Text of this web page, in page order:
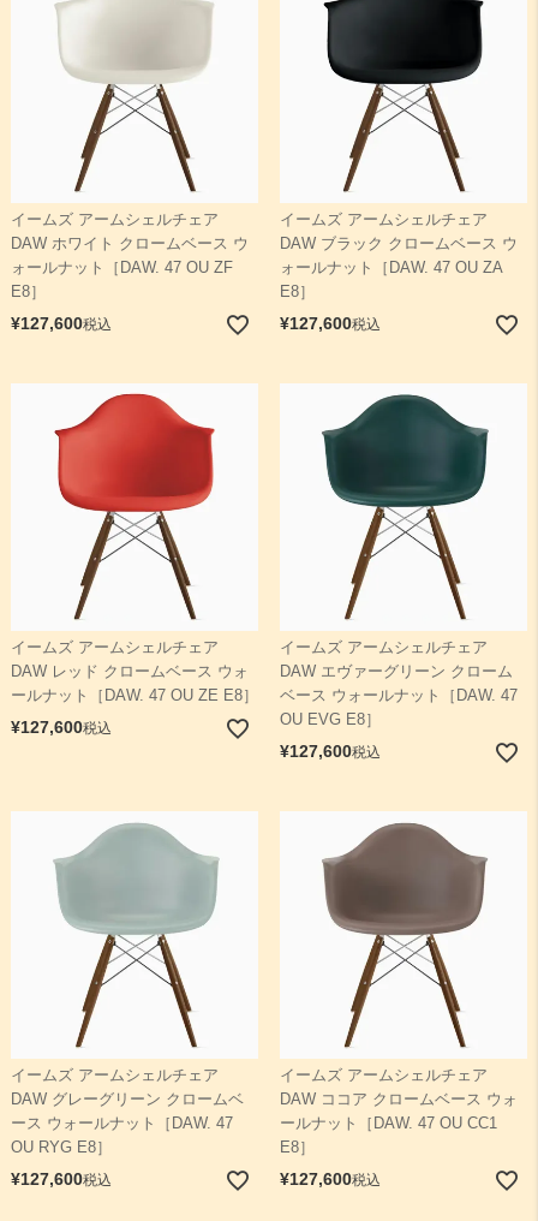
イームズ アームシェルチェア
DAW ホワイト クロームベース ウ
ォールナット［DAW. 47 OU ZF
E8］
¥127,600税込
イームズ アームシェルチェア
DAW ブラック クロームベース ウ
ォールナット［DAW. 47 OU ZA
E8］
¥127,600税込
イームズ アームシェルチェア
DAW レッド クロームベース ウォ
ールナット［DAW. 47 OU ZE E8］
¥127,600税込
イームズ アームシェルチェア
DAW エヴァーグリーン クローム
ベース ウォールナット［DAW. 47
OU EVG E8］
¥127,600税込
イームズ アームシェルチェア
DAW グレーグリーン クロームベ
ース ウォールナット［DAW. 47
OU RYG E8］
¥127,600税込
イームズ アームシェルチェア
DAW ココア クロームベース ウォ
ールナット［DAW. 47 OU CC1
E8］
¥127,600税込